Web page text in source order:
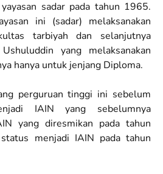
sadar pada tahun 1965.
ini (sadar) melaksanakan
tarbiyah dan selanjutnya
yang melaksanakan
hanya untuk jenjang Diploma.
perguruan tinggi ini sebelum
IAIN yang sebelumnya
yang diresmikan pada tahun
menjadi IAIN pada tahun